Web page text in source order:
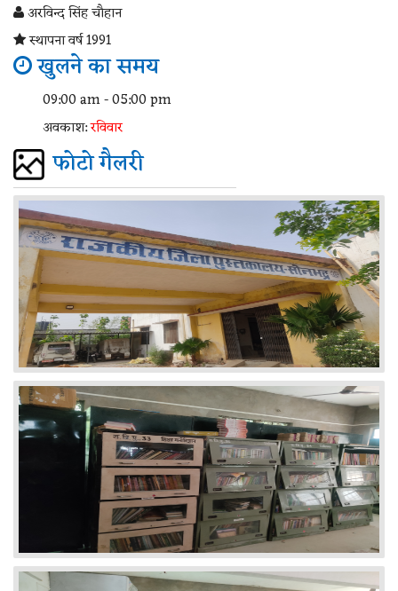
अरविन्द सिंह चौहान
स्थापना वर्ष 1991
खुलने का समय
09:00 am - 05:00 pm
अवकाश:रविवार
फोटो गैलरी